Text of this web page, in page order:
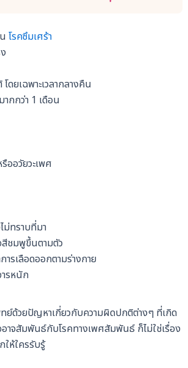
โรคซึมเศร้า
ยเฉพาะเวลากลางคืน
กกว่า 1 เดือน
ออวัยวะเพศ
ม่ทราบที่มา
ชมพูขึ้นตามตัว
ารเลือดออกตามร่างกาย
ารหนัก
ย์ด้วยปัญหาเกี่ยวกับความผิดปกติต่างๆ ที่เกิด
าจสัมพันธ์กับโรคทางเพศสัมพันธ์ ก็ไม่ใช่เรื่อง
ให้ใครรับรู้